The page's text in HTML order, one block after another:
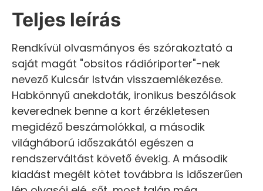
Teljes leírás
Rendkívül olvasmányos és szórakoztató a
saját magát "obsitos rádióriporter"-nek
nevező Kulcsár István visszaemlékezése.
Habkönnyű anekdoták, ironikus beszólások
keverednek benne a kort érzékletesen
megidéző beszámolókkal, a második
világháború időszakától egészen a
rendszerváltást követő évekig. A második
kiadást megélt kötet továbbra is időszerűen